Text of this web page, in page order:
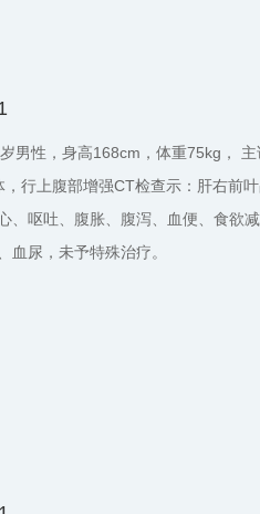
男性，身高168cm，体重75kg，
行上腹部增强CT检查示：肝右前
、呕吐、腹胀、腹泻、血便、食欲
血尿，未予特殊治疗。